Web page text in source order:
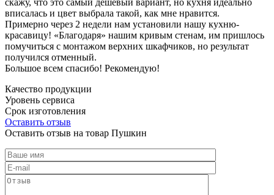
вписалась и цвет выбрала такой, как мне нравится.
Примерно через 2 недели нам установили нашу кухню-
красавицу! «Благодаря» нашим кривым стенам, им пришлось
помучиться с монтажом верхних шкафчиков, но результат
получился отменный.
Большое всем спасибо! Рекомендую!
Качество продукции
Уровень сервиса
Срок изготовления
Оставить отзыв
Оставить отзыв на товар Пушкин